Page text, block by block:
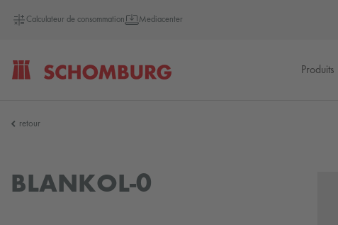
Calculateur de consommation Mediacenter
Produits
retour
BLANKOL-0